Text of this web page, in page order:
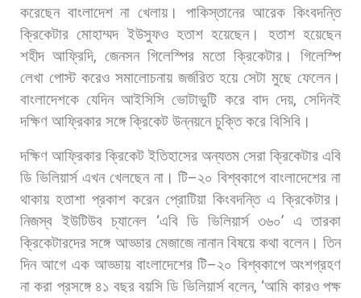
করেছেন বাংলাদেশ না খেলায়। পাকিস্তানের আরেক কিংবদন্তি
ক্রিকেটার মোহাম্মদ ইউসুফও হতাশ হয়েছেন। হতাশ হয়েছেন
শহীদ আফ্রিদি, জেনসন গিলেস্পির মতো ক্রিকেটার।
গিলেস্পি
লেখা পোস্ট করেও সমালোচনায় জর্জরিত হয়ে সেটা মুছে ফেলেন।
বাংলাদেশকে যেদিন আইসিসি ভোটাভুটি করে বাদ দেয়,সেদিনই
দক্ষিণ আফ্রিকার সঙ্গে ক্রিকেট উন্নয়নে চুক্তি করে বিসিবি।
দক্ষিণ আফ্রিকার ক্রিকেট ইতিহাসের অন্যতম সেরা ক্রিকেটার এবি
ডি ভিলিয়ার্স এখন খেলছেন না। টি–২০ বিশ্বকাপে বাংলাদেশের না
থাকায় হতাশা প্রকাশ করেন প্রোটিয়া কিংবদন্তি এ ক্রিকেটার।
নিজস্ব ইউটিউব চ্যানেল ‘এবি ডি ভিলিয়ার্স ৩৬০’ এ তারকা
ক্রিকেটারদের সঙ্গে আড্ডার মেজাজে নানান বিষয়ে কথা বলেন। তিন
দিন আগে এক আড্ডায় বাংলাদেশের টি–২০ বিশ্বকাপে অংশগ্রহণ
না করা প্রসঙ্গে ৪১ বছর বয়সি ডি ভিলিয়ার্স বলেন, ‘আমি কারও পক্ষ